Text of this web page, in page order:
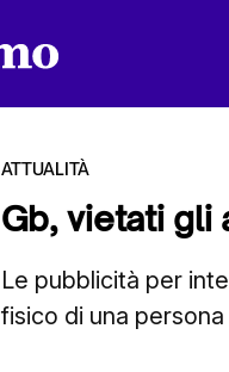
ATTUALITÀ
Gb, vietati gli
Le pubblicità per
fisico di una